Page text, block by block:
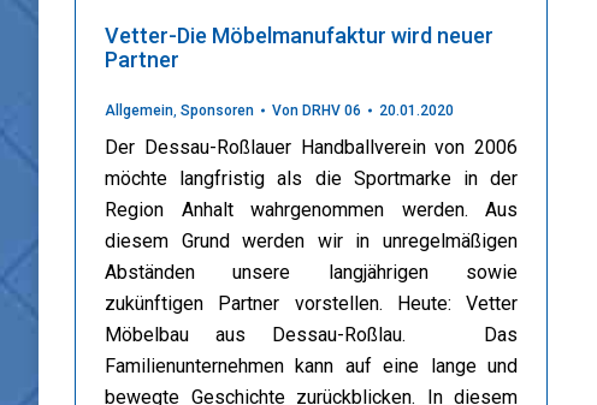
Vetter-Die Möbelmanufaktur wird neuer
Partner
Allgemein, Sponsoren Von DRHV 06 20.01.2020
Der Dessau-Roßlauer Handballverein von 2006
möchte langfristig als die Sportmarke in der
Region Anhalt wahrgenommen werden. Aus
diesem Grund werden wir in unregelmäßigen
Abständen unsere langjährigen sowie
zukünftigen Partner vorstellen. Heute: Vetter
Möbelbau aus Dessau-Roßlau. Das
Familienunternehmen kann auf eine lange und
bewegte Geschichte zurückblicken. In diesem